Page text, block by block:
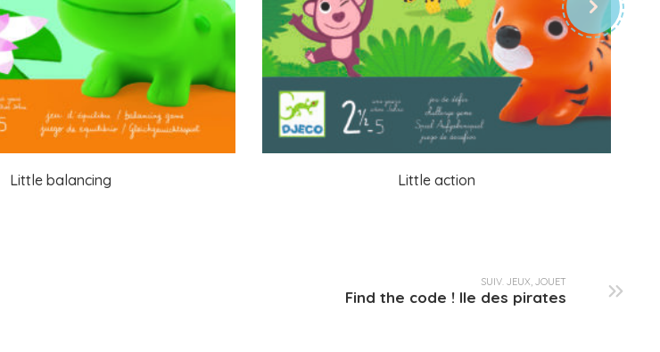
Little balancing Little action
SUIV. JEUX, JOUET
Find the code ! Ile des pirates